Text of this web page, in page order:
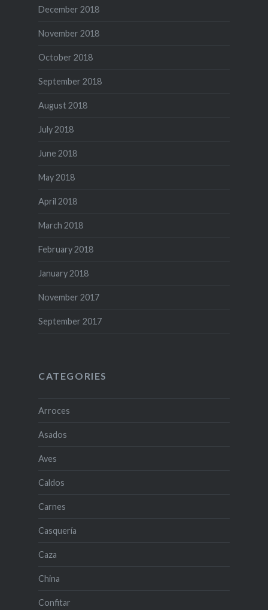
December 2018
November 2018
October 2018
September 2018
August 2018
July 2018
June 2018
May 2018
April 2018
March 2018
February 2018
January 2018
November 2017
September 2017
CATEGORIES
Arroces
Asados
Aves
Caldos
Carnes
Casquería
Caza
China
Confitar